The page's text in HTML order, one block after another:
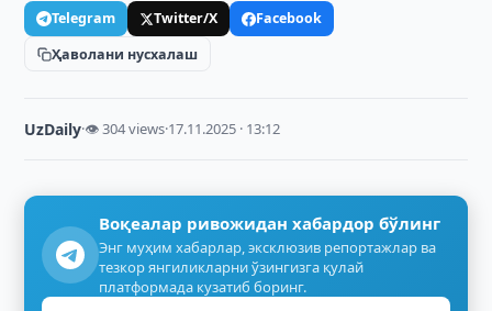
Telegram Twitter/X
Facebook
Ҳаволани нусхалаш
UzDaily·👁 304 views·17.11.2025 · 13:12
Воқеалар ривожидан хабардор бўлинг
Энг муҳим хабарлар, эксклюзив репортажлар ва
тезкор янгиликларни ўзингизга қулай
платформада кузатиб боринг.